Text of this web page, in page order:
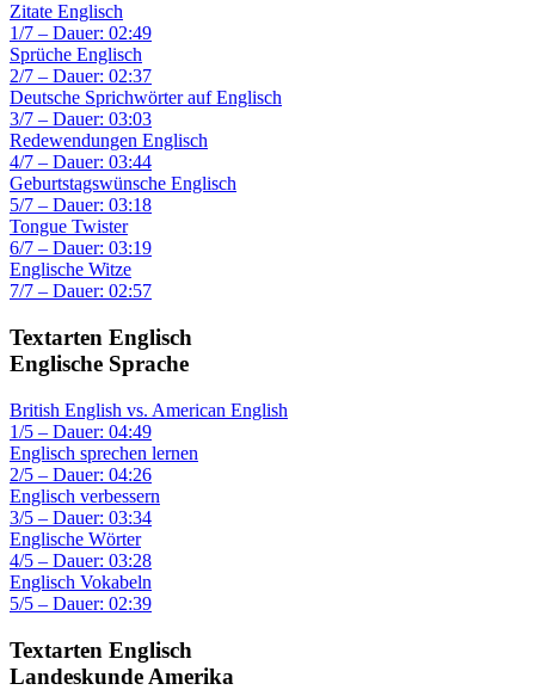
Zitate Englisch
1/7 – Dauer: 02:49
Sprüche Englisch
2/7 – Dauer: 02:37
Deutsche Sprichwörter auf Englisch
3/7 – Dauer: 03:03
Redewendungen Englisch
4/7 – Dauer: 03:44
Geburtstagswünsche Englisch
5/7 – Dauer: 03:18
Tongue Twister
6/7 – Dauer: 03:19
Englische Witze
7/7 – Dauer: 02:57
Textarten Englisch
Englische Sprache
British English vs. American English
1/5 – Dauer: 04:49
Englisch sprechen lernen
2/5 – Dauer: 04:26
Englisch verbessern
3/5 – Dauer: 03:34
Englische Wörter
4/5 – Dauer: 03:28
Englisch Vokabeln
5/5 – Dauer: 02:39
Textarten Englisch
Landeskunde Amerika